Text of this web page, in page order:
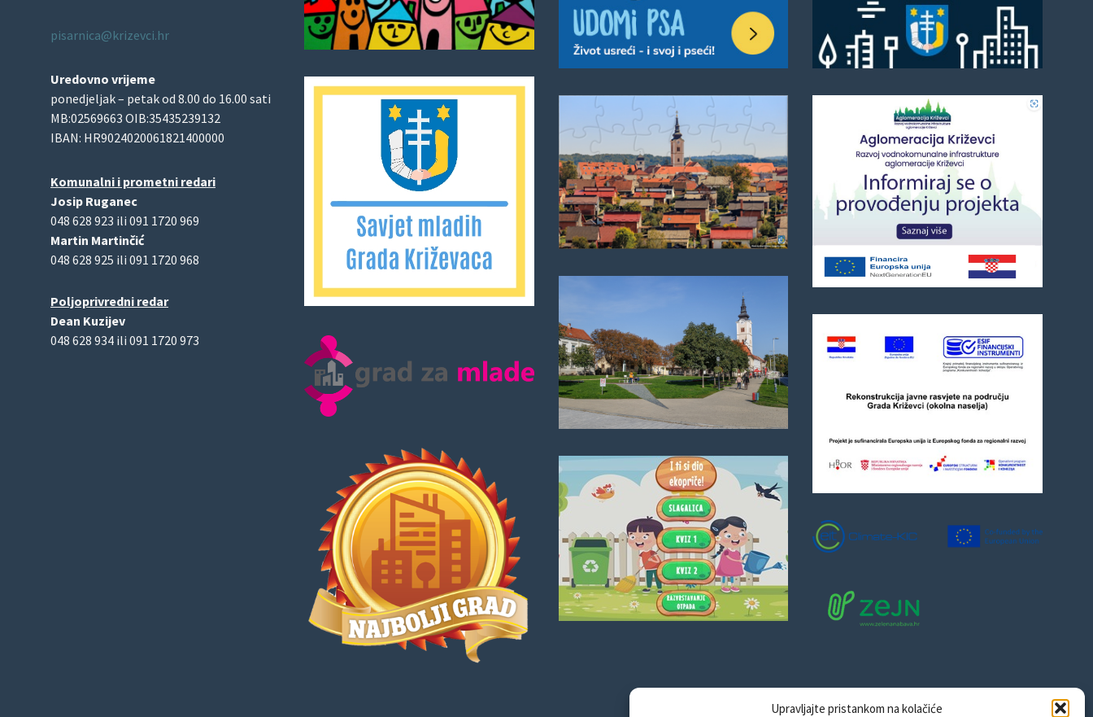
Upravljajte pristankom na kolačiće
pisarnica@krizevci.hr
Uredovno vrijeme
ponedjeljak – petak od 8.00 do 16.00 sati
MB:02569663 OIB:35435239132
IBAN: HR9024020061821400000
Komunalni i prometni redari
Josip Ruganec
048 628 923 ili 091 1720 969
Martin Martinčić
048 628 925 ili 091 1720 968
Poljoprivredni redar
Dean Kuzijev
048 628 934 ili 091 1720 973